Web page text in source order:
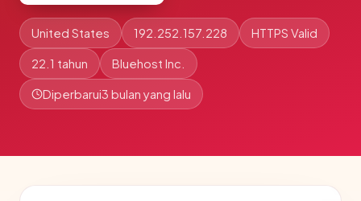
United States 192.252.157.228 HTTPS Valid
22.1 tahun Bluehost Inc.
Diperbarui3 bulan yang lalu